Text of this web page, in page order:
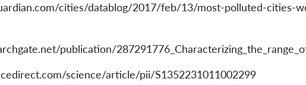
cities/datablog/2017/feb/13/most-polluted-cities-
publication/
science/article/pii/S1352231011002299